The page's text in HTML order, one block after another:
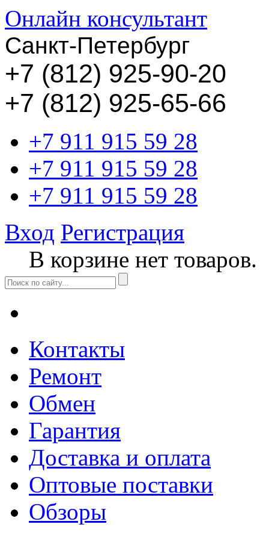
Онлайн консультант
Санкт-Петербург
+7 (812) 925-90-20
+7 (812) 925-65-66
+7 911 915 59 28
+7 911 915 59 28
+7 911 915 59 28
Вход Регистрация
В корзине нет товаров.
Контакты
Ремонт
Обмен
Гарантия
Доставка и оплата
Оптовые поставки
Обзоры